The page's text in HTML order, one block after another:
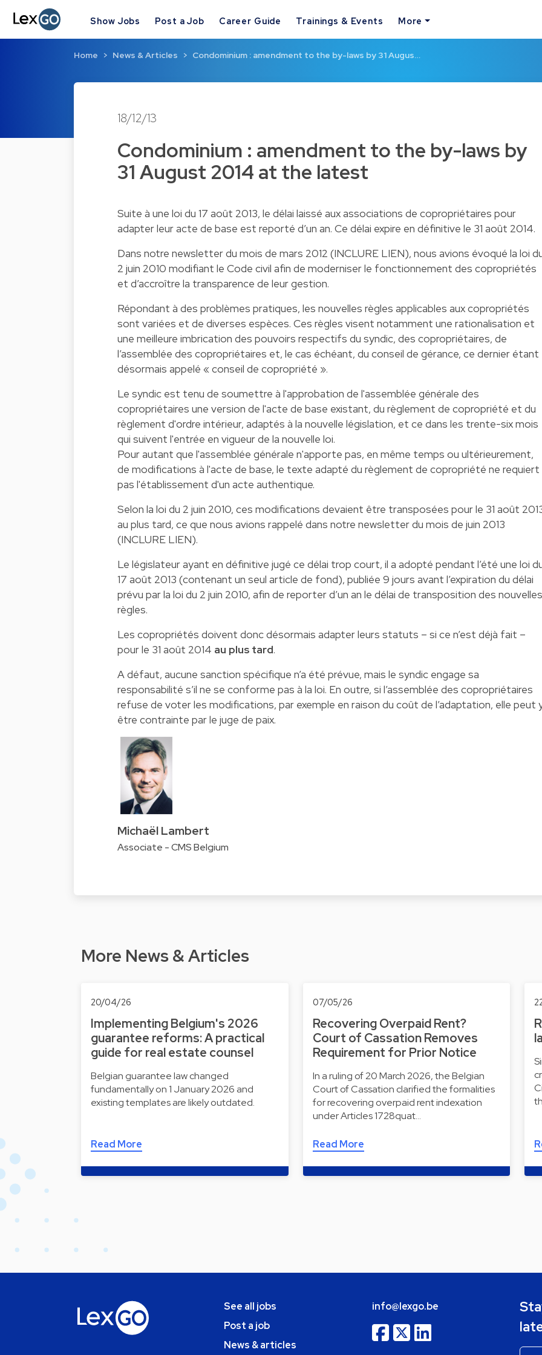
Show Jobs Post a Job Career Guide Trainings & Events More
Home News & Articles Condominium : amendment to the by-laws by 31 Augus…
18/12/13
Condominium : amendment to the by-laws by
31 August 2014 at the latest
Suite à une loi du 17 août 2013, le délai laissé aux associations de copropriétaires pour
adapter leur acte de base est reporté d’un an. Ce délai expire en définitive le 31 août 2014.
Dans notre newsletter du mois de mars 2012 (INCLURE LIEN), nous avions évoqué la loi
2 juin 2010 modifiant le Code civil afin de moderniser le fonctionnement des copropriétés
et d’accroître la transparence de leur gestion.
Répondant à des problèmes pratiques, les nouvelles règles applicables aux copropriétés
sont variées et de diverses espèces. Ces règles visent notamment une rationalisation et
une meilleure imbrication des pouvoirs respectifs du syndic, des copropriétaires, de
l’assemblée des copropriétaires et, le cas échéant, du conseil de gérance, ce dernier étant
désormais appelé « conseil de copropriété ».
Le syndic est tenu de soumettre à l'approbation de l'assemblée générale des
copropriétaires une version de l'acte de base existant, du règlement de copropriété et du
règlement d'ordre intérieur, adaptés à la nouvelle législation, et ce dans les trente-six mois
qui suivent l'entrée en vigueur de la nouvelle loi.
Pour autant que l'assemblée générale n'apporte pas, en même temps ou ultérieurement,
de modifications à l'acte de base, le texte adapté du règlement de copropriété ne requiert
pas l'établissement d'un acte authentique.
Selon la loi du 2 juin 2010, ces modifications devaient être transposées pour le 31 août
au plus tard, ce que nous avions rappelé dans notre newsletter du mois de juin 2013
(INCLURE LIEN).
Le législateur ayant en définitive jugé ce délai trop court, il a adopté pendant l’été une loi
17 août 2013 (contenant un seul article de fond), publiée 9 jours avant l’expiration du délai
prévu par la loi du 2 juin 2010, afin de reporter d’un an le délai de transposition des nouvelles
règles.
Les copropriétés doivent donc désormais adapter leurs statuts – si ce n’est déjà fait –
pour le 31 août 2014 au plus tard.
A défaut, aucune sanction spécifique n’a été prévue, mais le syndic engage sa
responsabilité s’il ne se conforme pas à la loi. En outre, si l’assemblée des copropriétaires
refuse de voter les modifications, par exemple en raison du coût de l’adaptation, elle peut
être contrainte par le juge de paix.
Michaël Lambert
Associate - CMS Belgium
More News & Articles
20/04/26
Implementing Belgium's 2026
guarantee reforms: A practical
guide for real estate counsel
Belgian guarantee law changed
fundamentally on 1 January 2026 and
existing templates are likely outdated.
Read More
07/05/26
Recovering Overpaid Rent?
Court of Cassation Removes
Requirement for Prior Notice
In a ruling of 20 March 2026, the Belgian
Court of Cassation clarified the formalities
for recovering overpaid rent indexation
under Articles 1728quat…
Read More
See all jobs
Post a job
News & articles
info@lexgo.be